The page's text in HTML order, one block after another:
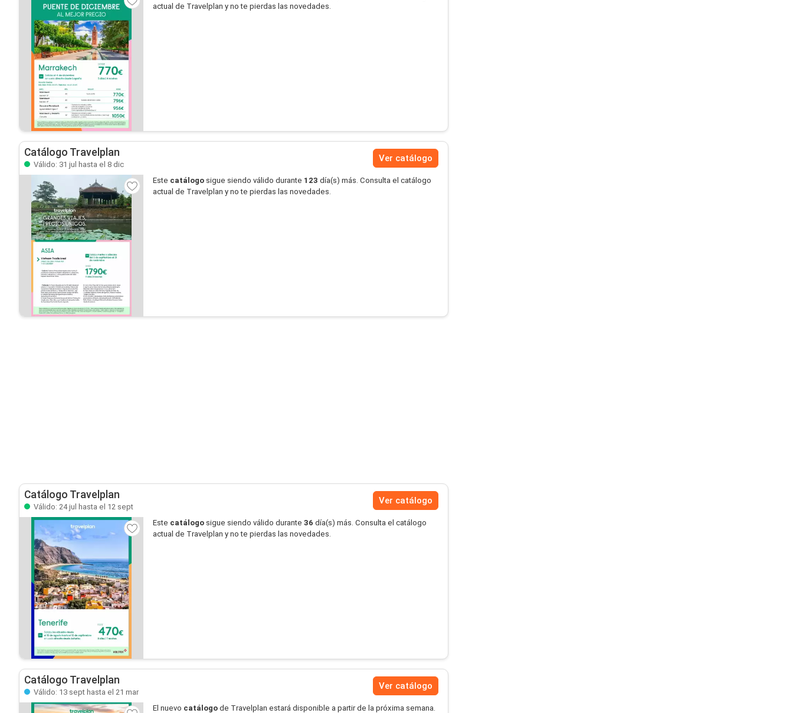
actual de Travelplan y no te pierdas las novedades.
Catálogo Travelplan
Válido: 31 jul hasta el 8 dic
Ver catálogo
Este catálogo sigue siendo válido durante 123 día(s) más. Consulta el catálogo
actual de Travelplan y no te pierdas las novedades.
Catálogo Travelplan
Válido: 24 jul hasta el 12 sept
Ver catálogo
Este catálogo sigue siendo válido durante 36 día(s) más. Consulta el catálogo
actual de Travelplan y no te pierdas las novedades.
Catálogo Travelplan
Válido: 13 sept hasta el 21 mar
Ver catálogo
El nuevo catálogo de Travelplan estará disponible a partir de la próxima semana.